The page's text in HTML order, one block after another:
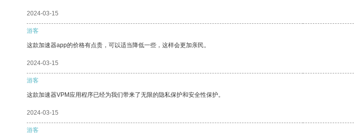
2024-03-15
游客
这款加速器app的价格有点贵，可以适当降低一些，这样会更加亲民。
2024-03-15
游客
这款加速器VPM应用程序已经为我们带来了无限的隐私保护和安全性保护。
2024-03-15
游客